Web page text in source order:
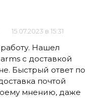
15.07.2023 в 15:31
Нашел
с доставкой
Быстрый ответ по
почтой
мнению, даже